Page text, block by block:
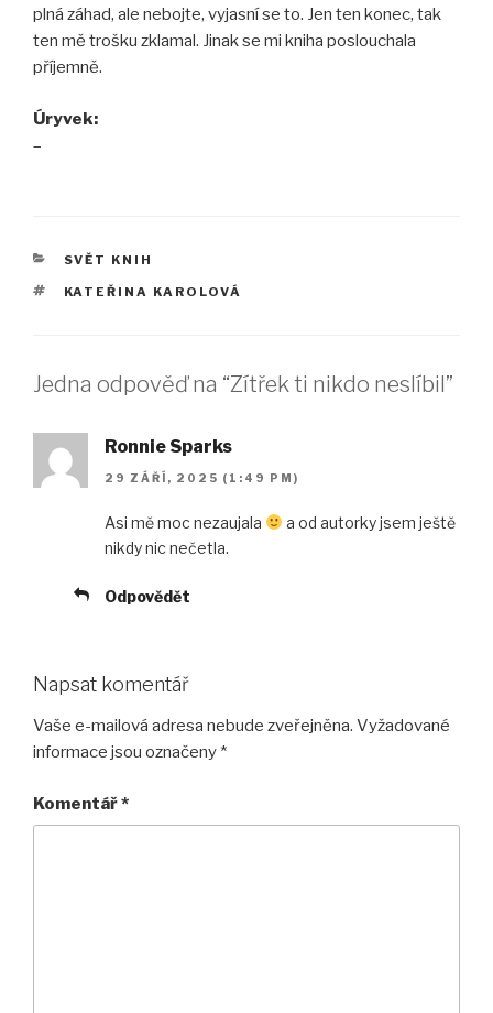
plná záhad, ale nebojte, vyjasní se to. Jen ten konec, tak
ten mě trošku zklamal. Jinak se mi kniha poslouchala
příjemně.
Úryvek:
–
RUBRIKY
SVĚT KNIH
ŠTÍTKY
KATEŘINA KAROLOVÁ
Jedna odpověď na “Zítřek ti nikdo neslíbil”
Ronnie Sparks
29 ZÁŘÍ, 2025 (1:49 PM)
Asi mě moc nezaujala
a od autorky jsem ještě
nikdy nic nečetla.
Odpovědět
Napsat komentář
Vaše e-mailová adresa nebude zveřejněna. Vyžadované
informace jsou označeny *
Komentář*